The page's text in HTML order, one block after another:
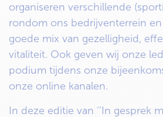
organiseren verschillende
rondom ons bedrijventerrein
goede mix van gezelligheid,
vitaliteit. Ook geven wij onze
podium tijdens onze
onze online kanalen.
In deze editie van ‘’In gesprek